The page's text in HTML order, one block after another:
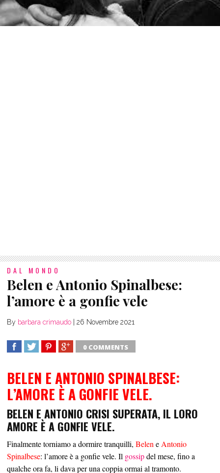
DAL MONDO
Belen e Antonio Spinalbese:
l’amore è a gonfie vele
By barbara crimaudo 26 Novembre 2021
0 COMMENTS
BELEN E ANTONIO SPINALBESE:
L’AMORE È A GONFIE VELE.
BELEN E ANTONIO CRISI SUPERATA, IL LORO
AMORE È A GONFIE VELE.
Finalmente torniamo a dormire tranquilli, BeleneAntonio
Spinalbese: l’amore è a gonfie vele. Il gossipdel mese, fino a
qualche ora fa, li dava per una coppia ormai al tramonto.